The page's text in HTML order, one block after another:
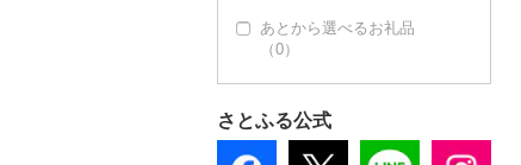
その他（3）
あとから選べるお礼品
（0）
さとふる公式